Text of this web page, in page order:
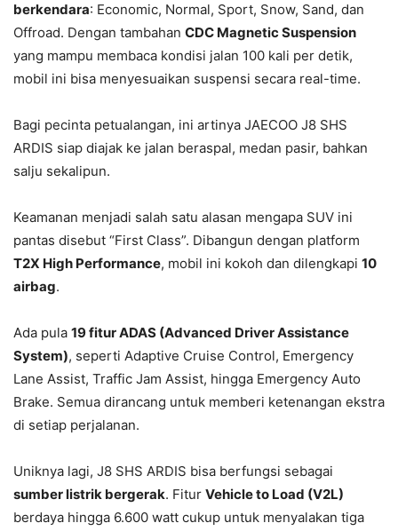
berkendara: Economic, Normal, Sport, Snow, Sand, dan
Offroad. Dengan tambahan CDC Magnetic Suspension
yang mampu membaca kondisi jalan 100 kali per detik,
mobil ini bisa menyesuaikan suspensi secara real-time.
Bagi pecinta petualangan, ini artinya JAECOO J8 SHS
ARDIS siap diajak ke jalan beraspal, medan pasir, bahkan
salju sekalipun.
Keamanan menjadi salah satu alasan mengapa SUV ini
pantas disebut “First Class”. Dibangun dengan platform
T2X High Performance, mobil ini kokoh dan dilengkapi 10
airbag.
Ada pula 19 fitur ADAS (Advanced Driver Assistance
System), seperti Adaptive Cruise Control, Emergency
Lane Assist, Traffic Jam Assist, hingga Emergency Auto
Brake. Semua dirancang untuk memberi ketenangan ekstra
di setiap perjalanan.
Uniknya lagi, J8 SHS ARDIS bisa berfungsi sebagai
sumber listrik bergerak. Fitur Vehicle to Load (V2L)
berdaya hingga 6.600 watt cukup untuk menyalakan tiga